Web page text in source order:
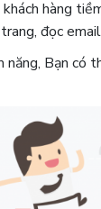
hàng
đọc
Bạn có